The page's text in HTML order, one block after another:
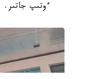
ءوتىپ جاتىر.